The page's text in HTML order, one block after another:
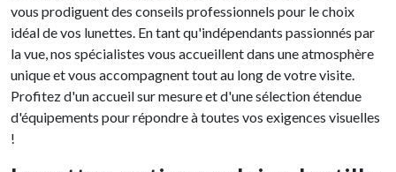
vous prodiguent des conseils professionnels pour le choix
idéal de vos lunettes. En tant qu'indépendants passionnés par
la vue, nos spécialistes vous accueillent dans une atmosphère
unique et vous accompagnent tout au long de votre visite.
Profitez d'un accueil sur mesure et d'une sélection étendue
d'équipements pour répondre à toutes vos exigences visuelles
!